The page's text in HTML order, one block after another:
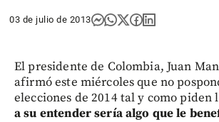
03 de julio de 2013
El presidente de Colombia, Juan
afirmó este miércoles que no
elecciones de 2014 tal y como piden
a su entender sería algo que le